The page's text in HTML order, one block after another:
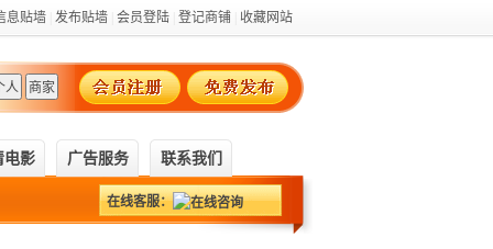
息贴墙 发布贴墙 会员登陆 登记商铺 收藏网站
电影 广告服务 联系我们
不负责！ 在线客服：